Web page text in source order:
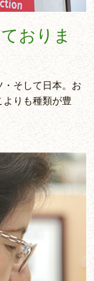
おりま
そして日本。お
りも種類が豊